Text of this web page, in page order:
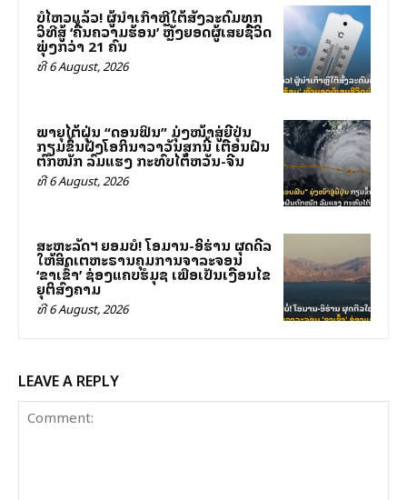
ບໍ່ໄຫວແລ້ວ! ຜູ້ນຳເກົາຫຼີໃຕ້ສັ່ງລະດົມທຸກ
ວິທີສູ້ ‘ຄື້ນຄວາມຮ້ອນ’ ຫຼັງຍອດຜູ້ເສຍຊີວິດ
ພຸ່ງກວ່າ 21 ຄົນ
ທີ 6 August, 2026
ພາຍຸໄຕ້ຝຸ່ນ “ດອນຟິນ” ມຸ່ງໜ້າສູ່ຍີ່ປຸ່ນ
ກຽມຂຶ້ນຝັ່ງໂອກິນາວາວັນສຸກນີ້ ເຕືອນຝົນ
ຕົກໜັກ ລົມແຮງ ກະທົບໄຕ້ຫວັນ-ຈີນ
ທີ 6 August, 2026
ສະຫະລັດฯ ຍອມບໍ່! ໂອມານ-ອິຮ່ານ ຜຸດດີລ
ໃຫ້ສິດເຕຫະຣານຄຸມການຈາລະຈອນ
‘ຂາເຂົ້າ’ ຊ່ອງແຄບຮໍມຸຊ ເພື່ອເປັນເງື່ອນໄຂ
ຍຸຕິສົງຄາມ
ທີ 6 August, 2026
LEAVE A REPLY